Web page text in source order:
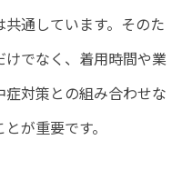
通しています。そのた
でなく、着用時間や業
対策との組み合わせな
が重要です。